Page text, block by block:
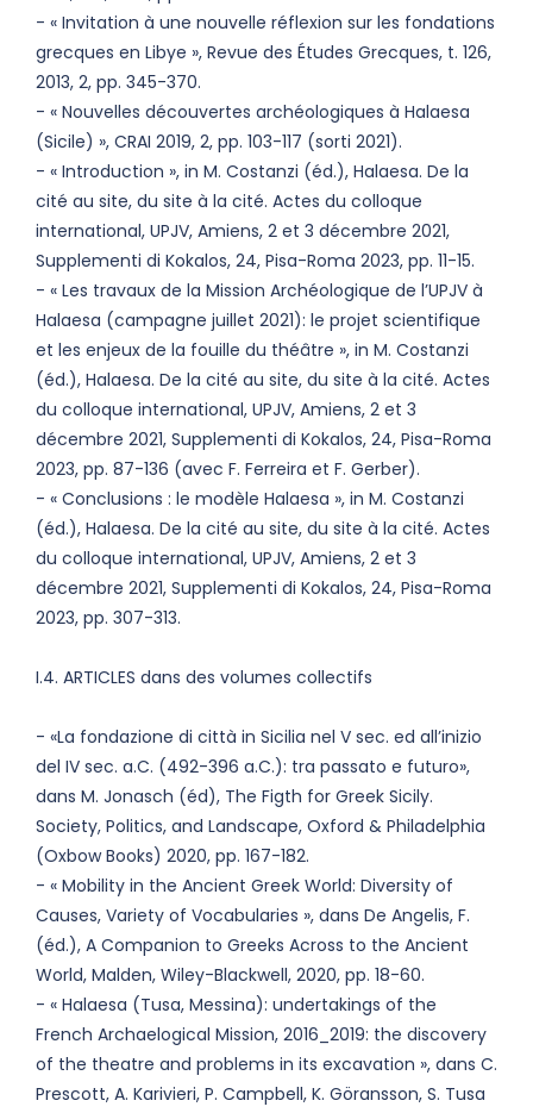
- « Invitation à une nouvelle réflexion sur les fondations
grecques en Libye », Revue des Études Grecques, t. 126,
2013, 2, pp. 345-370.
- « Nouvelles découvertes archéologiques à Halaesa
(Sicile) », CRAI 2019, 2, pp. 103-117 (sorti 2021).
- « Introduction », in M. Costanzi (éd.), Halaesa. De la
cité au site, du site à la cité. Actes du colloque
international, UPJV, Amiens, 2 et 3 décembre 2021,
Supplementi di Kokalos, 24, Pisa-Roma 2023, pp. 11-15.
- « Les travaux de la Mission Archéologique de l’UPJV à
Halaesa (campagne juillet 2021): le projet scientifique
et les enjeux de la fouille du théâtre », in M. Costanzi
(éd.), Halaesa. De la cité au site, du site à la cité. Actes
du colloque international, UPJV, Amiens, 2 et 3
décembre 2021, Supplementi di Kokalos, 24, Pisa-Roma
2023, pp. 87-136 (avec F. Ferreira et F. Gerber).
- « Conclusions : le modèle Halaesa », in M. Costanzi
(éd.), Halaesa. De la cité au site, du site à la cité. Actes
du colloque international, UPJV, Amiens, 2 et 3
décembre 2021, Supplementi di Kokalos, 24, Pisa-Roma
2023, pp. 307-313.
I.4. ARTICLES dans des volumes collectifs
- «La fondazione di città in Sicilia nel V sec. ed all’inizio
del IV sec. a.C. (492-396 a.C.): tra passato e futuro»,
dans M. Jonasch (éd), The Figth for Greek Sicily.
Society, Politics, and Landscape, Oxford & Philadelphia
(Oxbow Books) 2020, pp. 167-182.
- « Mobility in the Ancient Greek World: Diversity of
Causes, Variety of Vocabularies », dans De Angelis, F.
(éd.), A Companion to Greeks Across to the Ancient
World, Malden, Wiley-Blackwell, 2020, pp. 18-60.
- « Halaesa (Tusa, Messina): undertakings of the
French Archaelogical Mission, 2016_2019: the discovery
of the theatre and problems in its excavation », dans C.
Prescott, A. Karivieri, P. Campbell, K. Göransson, S. Tusa